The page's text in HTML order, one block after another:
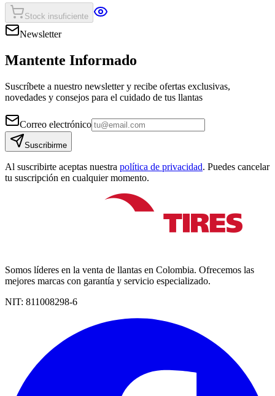
Stock insuficiente
Newsletter
Mantente Informado
Suscríbete a nuestro newsletter y recibe ofertas exclusivas,
novedades y consejos para el cuidado de tus llantas
Correo electrónico
Suscribirme
Al suscribirte aceptas nuestra política de privacidad. Puedes cancelar
tu suscripción en cualquier momento.
Somos líderes en la venta de llantas en Colombia. Ofrecemos las
mejores marcas con garantía y servicio especializado.
NIT: 811008298-6